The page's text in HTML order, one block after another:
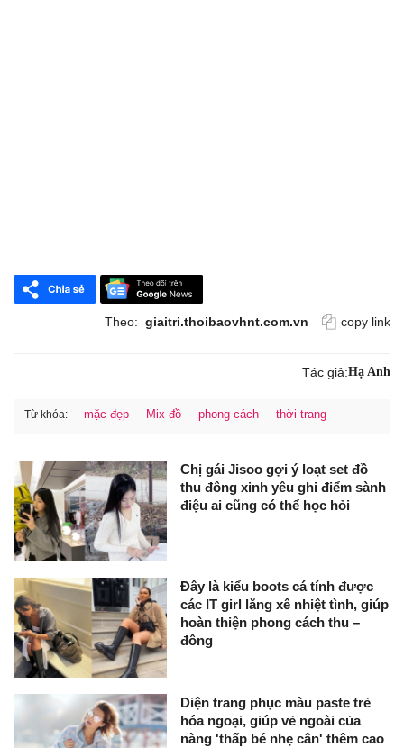
Theo: giaitri.thoibaovhnt.com.vn copy link
Tác giả:Hạ Anh
Từ khóa: mặc đẹp Mix đồ phong cách thời trang
Chị gái Jisoo gợi ý loạt set đồ
thu đông xinh yêu ghi điểm sành
điệu ai cũng có thể học hỏi
Đây là kiểu boots cá tính được
các IT girl lăng xê nhiệt tình, giúp
hoàn thiện phong cách thu –
đông
Diện trang phục màu paste trẻ
hóa ngoại, giúp vẻ ngoài của
nàng 'thấp bé nhẹ cân' thêm cao